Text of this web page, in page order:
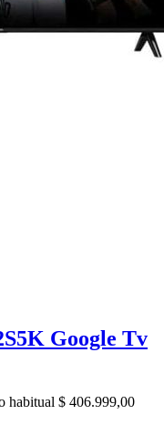
Google Tv
habitual $ 406.999,00